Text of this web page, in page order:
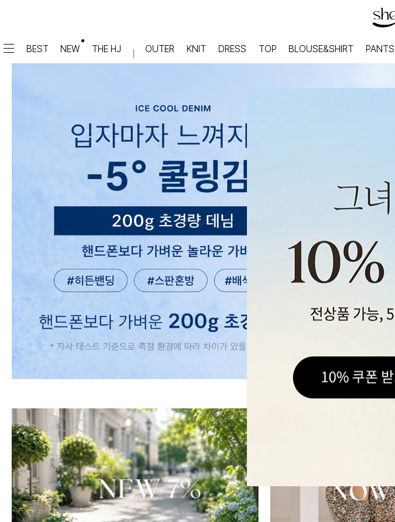
★텐션업! 쫀쫀진
면/캐쥬얼
데님
숏팬츠
#배기
#부츠컷
#밴딩
SKIRT
미디/미니 스커트
KNIT
니트/스웨터
조끼
폴라/터틀넥
원피스&스커트
자켓/코트
가디건
#트위드
#바람막이
#트렌치
HOME
홈웨어
스포츠웨어
ACC
스카프/머플러
BEST NEW THE HJ OUTER KNIT DRESS TOP BLOUSE&SHIRT PANTS